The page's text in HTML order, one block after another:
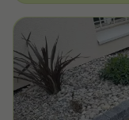
terre et
clôture !! Si
clôture, les
des éclats et